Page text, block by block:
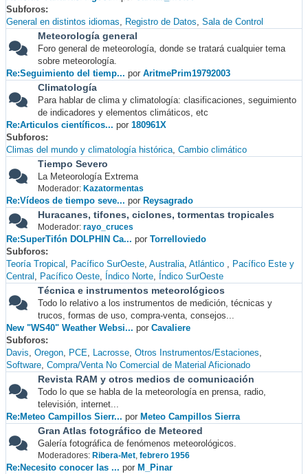
Subforos
General en distintos idiomas
Registro de Datos Sala de Control
Meteorología general
Foro general de meteorología, donde se tratará cualquier tema
sobre meteorología.
Re:Seguimiento del tiemp... por AritmePrim19792003
Climatología
Para hablar de clima y climatología: clasificaciones, seguimiento
de indicadores y elementos climáticos, etc
Re:Articulos científicos... por 180961X
Subforos
Climas del mundo y climatología histórica Cambio climático
Tiempo Severo
La Meteorología Extrema
Moderador: Kazatormentas
Re:Vídeos de tiempo seve... por Reysagrado
Huracanes, tifones, ciclones, tormentas tropicales
Moderador: rayo_cruces
Re:SuperTifón DOLPHIN Ca... por Torrelloviedo
Subforos
Teoría Tropical
Pacífico SurOeste Australia Atlántico
Pacífico Este y
Central
Pacífico Oeste Índico Norte Índico SurOeste
Técnica e instrumentos meteorológicos
Todo lo relativo a los instrumentos de medición, técnicas y
trucos, formas de uso, compra-venta, consejos...
New "WS40" Weather Websi... por Cavaliere
Subforos
Davis Oregon PCE Lacrosse Otros Instrumentos/Estaciones
Software Compra/Venta No Comercial de Material Aficionado
Revista RAM y otros medios de comunicación
Todo lo que se habla de la meteorología en prensa, radio,
televisión, internet...
Re:Meteo Campillos Sierr... por Meteo Campillos Sierra
Gran Atlas fotográfico de Meteored
Galería fotográfica de fenómenos meteorológicos.
Moderadores: Ribera-Met, febrero 1956
Re:Necesito conocer las ... por M_Pinar